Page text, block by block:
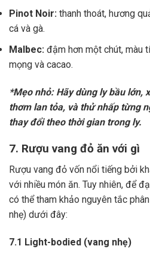
Pinot Noir: thanh thoát, hương
cá và gà.
Malbec: đậm hơn một chút, màu
mọng và cacao.
*Mẹo nhỏ: Hãy dùng ly bầu lớn,
thơm lan tỏa, và thử nhấp từng
thay đổi theo thời gian trong ly.
7. Rượu vang đỏ ăn với gì
Rượu vang đỏ vốn nổi tiếng bởi
với nhiều món ăn. Tuy nhiên, để
có thể tham khảo nguyên tắc
nhẹ) dưới đây:
7.1 Light-bodied (vang nhẹ)